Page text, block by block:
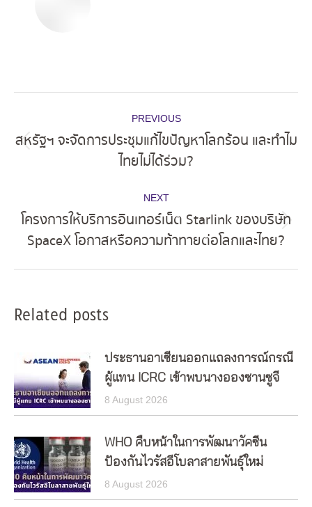
navigation
PREVIOUS
Previous
post:
สหรัฐฯ จะจัดการประชุมแก้ไขปัญหาโลกร้อน และทำไม
ไทยไม่ได้ร่วม?
NEXT
post:
โครงการให้บริการอินเทอร์เน็ต Starlink ของบริษัท
SpaceX โอกาสหรือความท้าทายต่อโลกและไทย?
Related posts
ประธานอาเซียนออกแถลงการณ์กรณี
ผู้แทน ICRC เข้าพบนางอองซานซูจี
8 August 2026
WHO คืบหน้าในการพัฒนาวัคซีน
ป้องกันไวรัสอีโบลาสายพันธุ์ใหม่
8 August 2026